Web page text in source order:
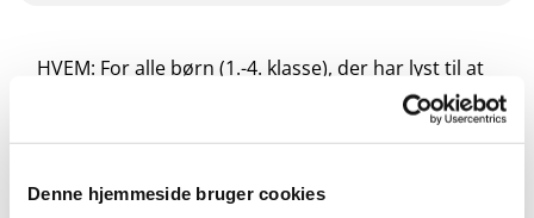
Denne hjemmeside bruger cookies
HVEM: For alle børn (1.-4. klasse), der har lyst til at
HVORNÅR: Vi mødes hver onsdag kl 13.45-14.45
HVOR: Undervisningen foregår i sognehuset.